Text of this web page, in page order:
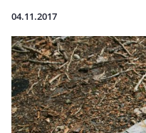
04.11.2017